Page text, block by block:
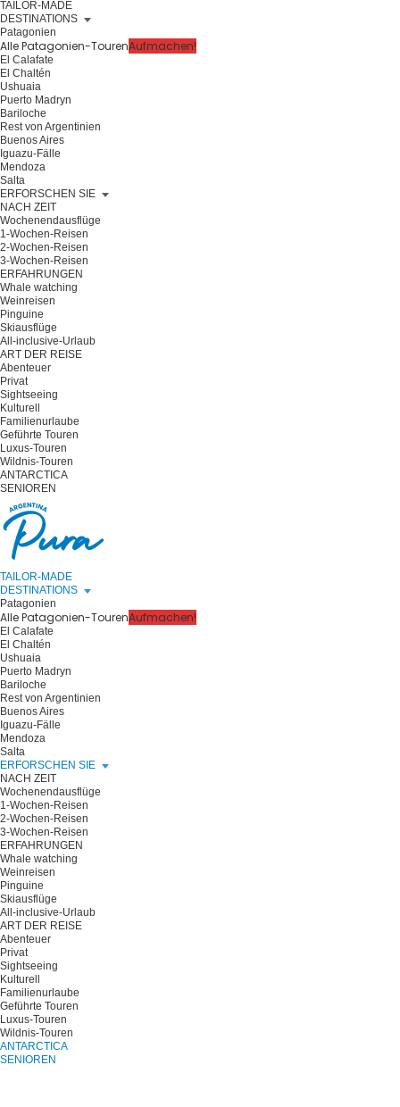
TAILOR-MADE
DESTINATIONS
Patagonien
Alle Patagonien-TourenAufmachen!
El Calafate
El Chaltén
Ushuaia
Puerto Madryn
Bariloche
Rest von Argentinien
Buenos Aires
Iguazu-Fälle
Mendoza
Salta
ERFORSCHEN SIE
NACH ZEIT
Wochenendausflüge
1-Wochen-Reisen
2-Wochen-Reisen
3-Wochen-Reisen
ERFAHRUNGEN
Whale watching
Weinreisen
Pinguine
Skiausflüge
All-inclusive-Urlaub
ART DER REISE
Abenteuer
Privat
Sightseeing
Kulturell
Familienurlaube
Geführte Touren
Luxus-Touren
Wildnis-Touren
ANTARCTICA
SENIOREN
TAILOR-MADE
DESTINATIONS
Patagonien
Alle Patagonien-TourenAufmachen!
El Calafate
El Chaltén
Ushuaia
Puerto Madryn
Bariloche
Rest von Argentinien
Buenos Aires
Iguazu-Fälle
Mendoza
Salta
ERFORSCHEN SIE
NACH ZEIT
Wochenendausflüge
1-Wochen-Reisen
2-Wochen-Reisen
3-Wochen-Reisen
ERFAHRUNGEN
Whale watching
Weinreisen
Pinguine
Skiausflüge
All-inclusive-Urlaub
ART DER REISE
Abenteuer
Privat
Sightseeing
Kulturell
Familienurlaube
Geführte Touren
Luxus-Touren
Wildnis-Touren
ANTARCTICA
SENIOREN